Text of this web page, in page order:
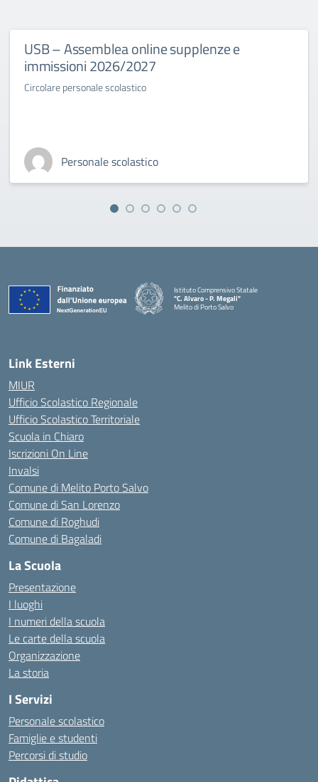
USB – Assemblea online supplenze e
immissioni 2026/2027
Circolare personale scolastico
Personale scolastico
Istituto Comprensivo Statale
"C. Alvaro - P. Megali"
Melito di Porto Salvo
Link Esterni
MIUR
Ufficio Scolastico Regionale
Ufficio Scolastico Territoriale
Scuola in Chiaro
Iscrizioni On Line
Invalsi
Comune di Melito Porto Salvo
Comune di San Lorenzo
Comune di Roghudi
Comune di Bagaladi
La Scuola
Presentazione
I luoghi
I numeri della scuola
Le carte della scuola
Organizzazione
La storia
I Servizi
Personale scolastico
Famiglie e studenti
Percorsi di studio